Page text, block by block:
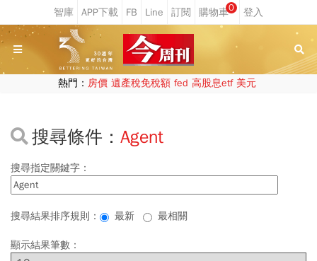
0
熱門： 房價 遺產稅免稅額 fed 高股息etf 美元
搜尋條件： Agent
搜尋指定關鍵字：
搜尋結果排序規則： 最新 最相關
顯示結果筆數：